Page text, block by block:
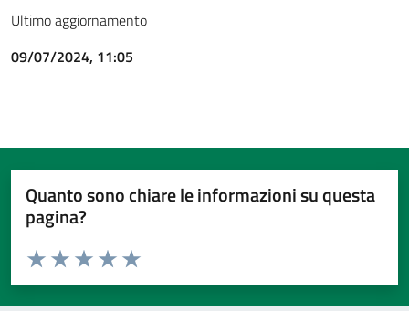
Ultimo aggiornamento
09/07/2024, 11:05
Quanto sono chiare le informazioni su questa
pagina?
Valuta da 1 a 5 stelle la pagina
Valuta 5 stelle su 5
Valuta 4 stelle su 5
Valuta 3 stelle su 5
Valuta 2 stelle su 5
Valuta 1 stelle su 5